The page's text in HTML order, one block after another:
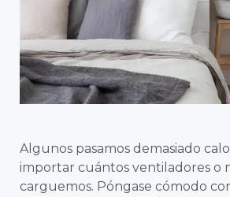
Algunos pasamos demasiado
importar cuántos ventiladores o
carguemos. Póngase cómodo